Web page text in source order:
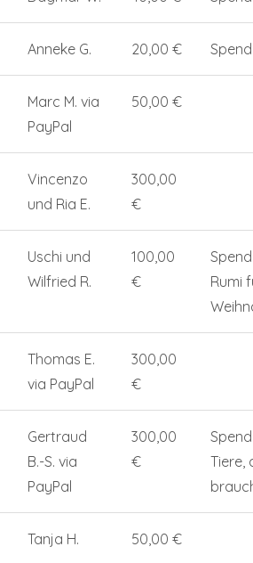
Anneke G. 20,00 €
Marc M. via
PayPal
50,00 €
Vincenzo
und Ria E.
300,00
€
Uschi und
Wilfried R.
100,00
€
Rumi
Thomas E.
via PayPal
300,00
€
Gertraud
B.-S. via
PayPal
300,00
€
Tiere,
Tanja H. 50,00 €